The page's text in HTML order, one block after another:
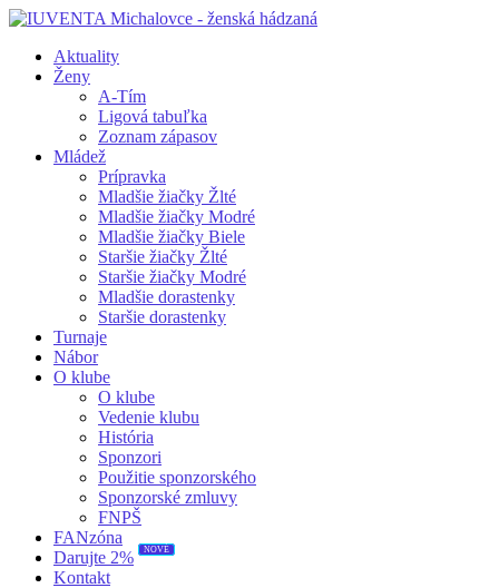
Aktuality
Ženy
A-Tím
Ligová tabuľka
Zoznam zápasov
Mládež
Prípravka
Mladšie žiačky Žlté
Mladšie žiačky Modré
Mladšie žiačky Biele
Staršie žiačky Žlté
Staršie žiačky Modré
Mladšie dorastenky
Staršie dorastenky
Turnaje
Nábor
O klube
O klube
Vedenie klubu
História
Sponzori
Použitie sponzorského
Sponzorské zmluvy
FNPŠ
FANzóna
Darujte 2%
NOVÉ
Kontakt